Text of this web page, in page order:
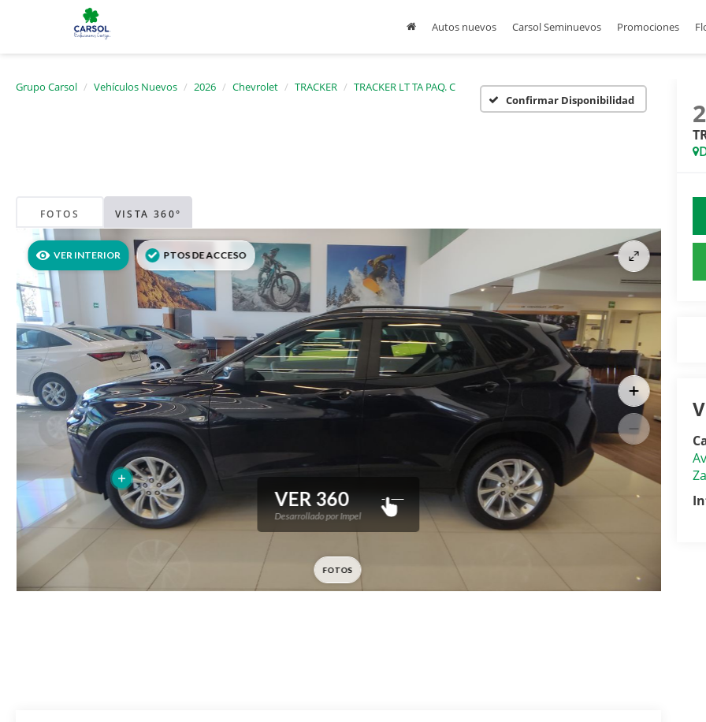
Autos nuevos Carsol Seminuevos Promociones
Grupo Carsol Vehículos Nuevos 2026 Chevrolet TRACKER
TRACKER LT TA PAQ. C
Confirmar Disponibilidad
FOTOS VISTA 360°